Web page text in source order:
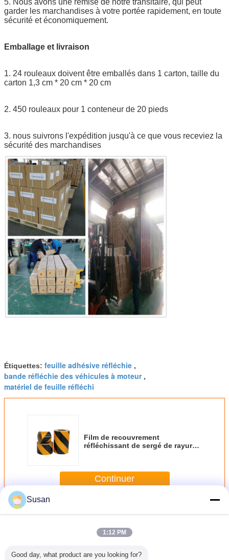
5. Nous avons une remise de notre transitaire, qui peut
garder les marchandises à votre portée rapidement, en toute
sécurité et économiquement.
Emballage et livraison
1. 24 rouleaux doivent être emballés dans 1 carton, taille du
carton 1,3 cm * 20 cm * 20 cm
2. 450 rouleaux pour 1 conteneur de 20 pieds
3. nous suivrons l'expédition jusqu'à ce que vous receviez la
sécurité des marchandises
Étiquettes: feuille adhésive réfléchie ,
bande réfléchie des véhicules à moteur,
matériel de feuille réfléchi
Film de recouvrement
réfléchissant de sergé de rayure
Continuer
PlusFeuilles réfléchies de bande
Susan
1:12 PM
Good day, what product are you looking for?